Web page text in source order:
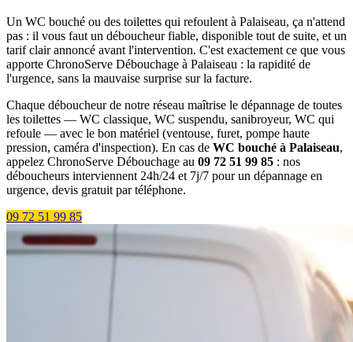
Un WC bouché ou des toilettes qui refoulent à Palaiseau, ça n'attend
pas : il vous faut un déboucheur fiable, disponible tout de suite, et un
tarif clair annoncé avant l'intervention. C'est exactement ce que vous
apporte ChronoServe Débouchage à Palaiseau : la rapidité de
l'urgence, sans la mauvaise surprise sur la facture.
Chaque déboucheur de notre réseau maîtrise le dépannage de toutes
les toilettes — WC classique, WC suspendu, sanibroyeur, WC qui
refoule — avec le bon matériel (ventouse, furet, pompe haute
pression, caméra d'inspection). En cas de WC bouché à Palaiseau,
appelez ChronoServe Débouchage au 09 72 51 99 85 : nos
déboucheurs interviennent 24h/24 et 7j/7 pour un dépannage en
urgence, devis gratuit par téléphone.
09 72 51 99 85